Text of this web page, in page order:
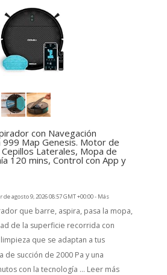
con Navegación
999 Map Genesis. Motor de
Laterales, Mopa de
120 mins, Control con App y
agosto 9, 2026 08:57 GMT +00:00 - Más
que barre, aspira, pasa la mopa,
de la superficie recorrida con
que se adaptan a tus
de succión de 2000 Pa y una
con la tecnología ... Leer más